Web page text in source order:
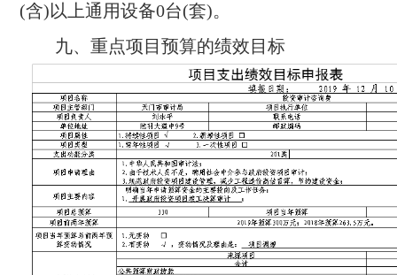
(含)以上通用设备0台(套)。
九、重点项目预算的绩效目标